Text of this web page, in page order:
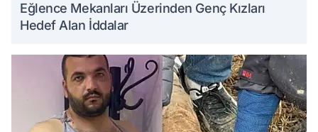
Eğlence Mekanları Üzerinden Genç Kızları
Hedef Alan İddalar